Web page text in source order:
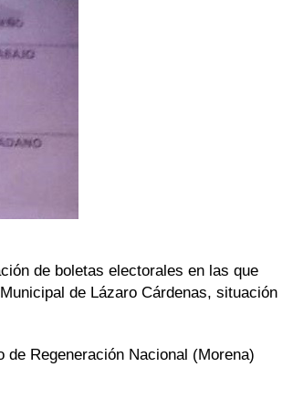
de boletas electorales en las que
de Lázaro Cárdenas, situación
Regeneración Nacional (Morena)